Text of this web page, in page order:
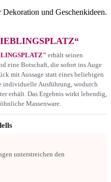
erhält seinen
eine Botschaft, die sofort ins Auge
mit Aussage statt eines beliebigen
individuelle Ausführung, wodurch
erhält. Das Ergebnis wirkt lebendig,
Massenware.
unterstreichen den